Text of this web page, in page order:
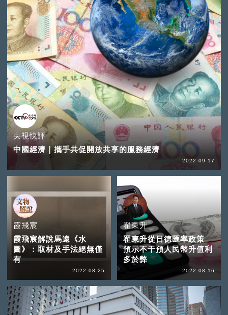
央視快評
中國經濟｜攜手共促開放共享的服務經濟
2022-09-17
霞飛宸
霞飛宸解說馬遠《水
圖》：取材及手法絕無僅
有
2022-08-25
翟東升
翟東升從日德匯率政策
預示不干預人民幣升值利
多於弊
2022-08-16